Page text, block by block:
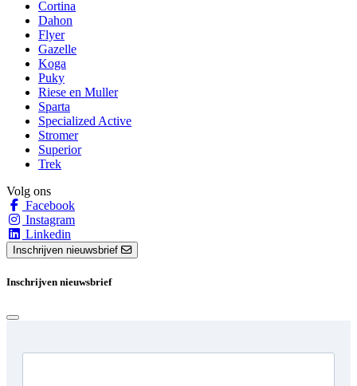
Cortina
Dahon
Flyer
Gazelle
Koga
Puky
Riese en Muller
Sparta
Specialized Active
Stromer
Superior
Trek
Volg ons
Facebook
Instagram
Linkedin
Inschrijven nieuwsbrief
Inschrijven nieuwsbrief